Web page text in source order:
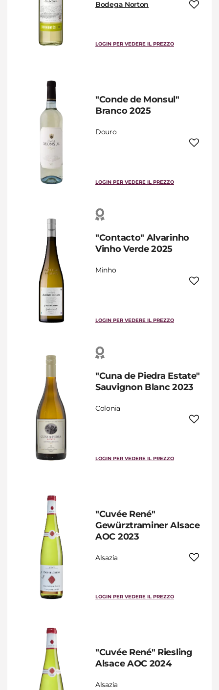
Bodega Norton
LOGIN PER VEDERE IL PREZZO
"Conde de Monsul"
Branco 2025
Douro
LOGIN PER VEDERE IL PREZZO
"Contacto" Alvarinho
Vinho Verde 2025
Minho
LOGIN PER VEDERE IL PREZZO
"Cuna de Piedra Estate"
Sauvignon Blanc 2023
Colonia
LOGIN PER VEDERE IL PREZZO
"Cuvée René"
Gewürztraminer Alsace
AOC 2023
Alsazia
LOGIN PER VEDERE IL PREZZO
"Cuvée René" Riesling
Alsace AOC 2024
Alsazia